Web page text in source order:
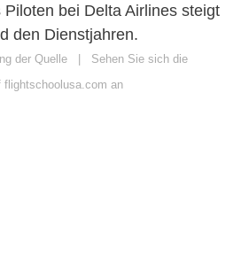
bei Delta Airlines steigt
den Dienstjahren.
der Quelle | Sehen Sie sich die
flightschoolusa.com an